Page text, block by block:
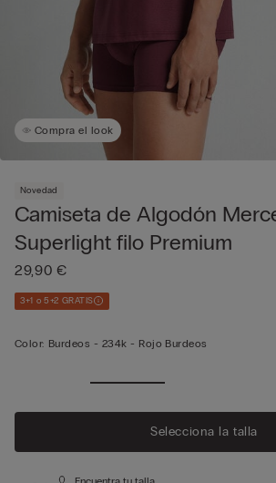
Compra el look
Novedad
Camiseta de Algodón
Superlight filo Premium
29,90 €
3+1 o 5+2 GRATIS
Color: Burdeos - 234k - Rojo Burdeos
Selecciona la talla